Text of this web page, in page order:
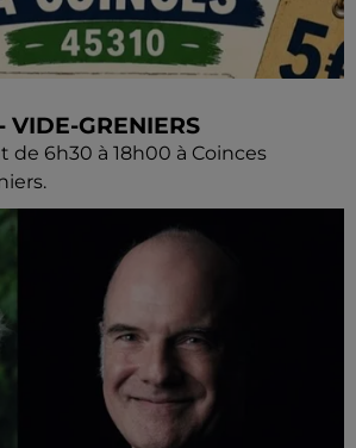
VIDE-GRENIERS
de 6h30 à 18h00 à Coinces